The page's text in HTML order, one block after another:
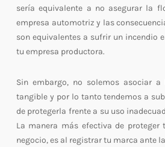
sería equivalente a no asegurar la
empresa automotriz y las
son equivalentes a sufrir un incendio
tu empresa productora.
Sin embargo, no solemos asociar
tangible y por lo tanto tendemos a
de protegerla frente a su uso
La manera más efectiva de
negocio, es al registrar tu marca ante